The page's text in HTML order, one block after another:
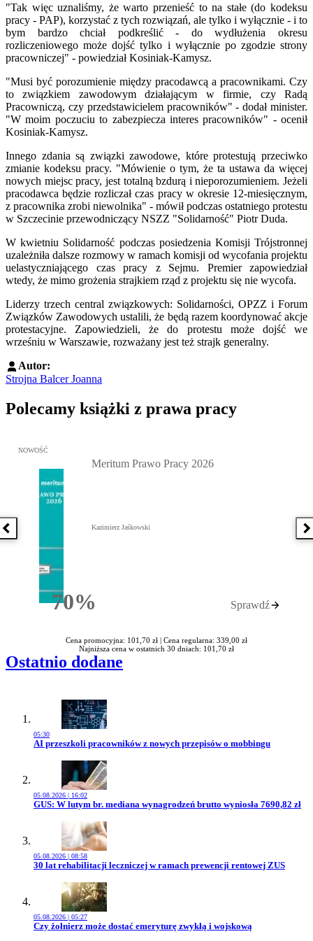
"Tak więc uznaliśmy, że warto przenieść to na stałe (do kodeksu
pracy - PAP), korzystać z tych rozwiązań, ale tylko i wyłącznie - i to
bym bardzo chciał podkreślić - do wydłużenia okresu
rozliczeniowego może dojść tylko i wyłącznie po zgodzie strony
pracowniczej" - powiedział Kosiniak-Kamysz.
"Musi być porozumienie między pracodawcą a pracownikami. Czy
to związkiem zawodowym działającym w firmie, czy Radą
Pracowniczą, czy przedstawicielem pracowników" - dodał minister.
"W moim poczuciu to zabezpiecza interes pracowników" - ocenił
Kosiniak-Kamysz.
Innego zdania są związki zawodowe, które protestują przeciwko
zmianie kodeksu pracy. "Mówienie o tym, że ta ustawa da więcej
nowych miejsc pracy, jest totalną bzdurą i nieporozumieniem. Jeżeli
pracodawca będzie rozliczał czas pracy w okresie 12-miesięcznym,
z pracownika zrobi niewolnika" - mówił podczas ostatniego protestu
w Szczecinie przewodniczący NSZZ "Solidarność" Piotr Duda.
W kwietniu Solidarność podczas posiedzenia Komisji Trójstronnej
uzależniła dalsze rozmowy w ramach komisji od wycofania projektu
uelastyczniającego czas pracy z Sejmu. Premier zapowiedział
wtedy, że mimo grożenia strajkiem rząd z projektu się nie wycofa.
Liderzy trzech central związkowych: Solidarności, OPZZ i Forum
Związków Zawodowych ustalili, że będą razem koordynować akcje
protestacyjne. Zapowiedzieli, że do protestu może dojść we
wrześniu w Warszawie, rozważany jest też strajk generalny.
Autor:
Strojna Balcer Joanna
Polecamy książki z prawa pracy
Poprzednia książka
Przejdź do: Meritum Prawo Pracy 2026, Kazimierz Jaśkowski -
NOWOŚĆ
70%Rabatu
Meritum Prawo Pracy 2026
Kazimierz Jaśkowski
Sprawdź
Cena promocyjna: 101,70 zł | Cena regularna: 339,00 zł
Najniższa cena w ostatnich 30 dniach: 101,70 zł
Ostatnio dodane
05:30
Przejdź do artykułu:
AI przeszkoli pracowników z nowych przepisów o mobbingu
05.08.2026 | 16:02
Przejdź do artykułu:
GUS: W lutym br. mediana wynagrodzeń brutto wyniosła 7690,82 zł
05.08.2026 | 08:58
Przejdź do artykułu:
30 lat rehabilitacji leczniczej w ramach prewencji rentowej ZUS
05.08.2026 | 05:27
Przejdź do artykułu:
Czy żołnierz może dostać emeryturę zwykłą i wojskową